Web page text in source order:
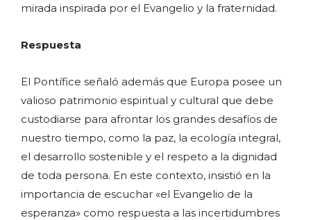
mirada inspirada por el Evangelio y la fraternidad.
Respuesta
El Pontífice señaló además que Europa posee un
valioso patrimonio espiritual y cultural que debe
custodiarse para afrontar los grandes desafíos de
nuestro tiempo, como la paz, la ecología integral,
el desarrollo sostenible y el respeto a la dignidad
de toda persona. En este contexto, insistió en la
importancia de escuchar «el Evangelio de la
esperanza» como respuesta a las incertidumbres